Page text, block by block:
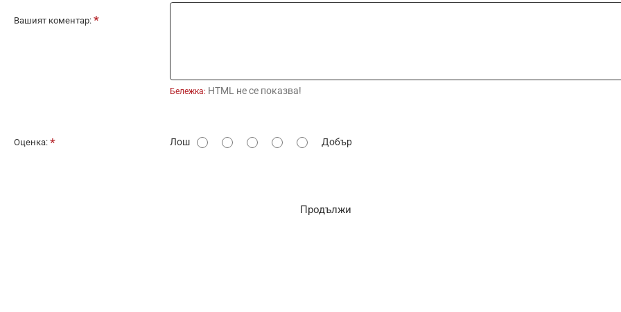
Вашият коментар:
Бележка: HTML не се показва!
О
Оценка: Лош Добър
Продължи